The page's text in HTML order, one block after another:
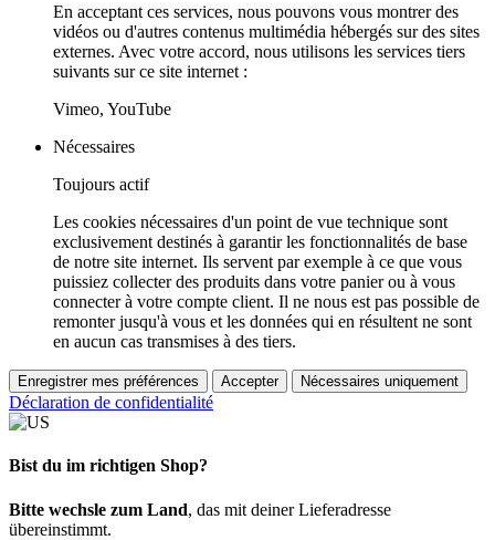
En acceptant ces services, nous pouvons vous montrer des
vidéos ou d'autres contenus multimédia hébergés sur des sites
externes. Avec votre accord, nous utilisons les services tiers
suivants sur ce site internet :
Vimeo, YouTube
Nécessaires
Toujours actif
Les cookies nécessaires d'un point de vue technique sont
exclusivement destinés à garantir les fonctionnalités de base
de notre site internet. Ils servent par exemple à ce que vous
puissiez collecter des produits dans votre panier ou à vous
connecter à votre compte client. Il ne nous est pas possible de
remonter jusqu'à vous et les données qui en résultent ne sont
en aucun cas transmises à des tiers.
Enregistrer mes préférences Accepter Nécessaires uniquement
Déclaration de confidentialité
Bist du im richtigen Shop?
Bitte wechsle zum Land, das mit deiner Lieferadresse
übereinstimmt.